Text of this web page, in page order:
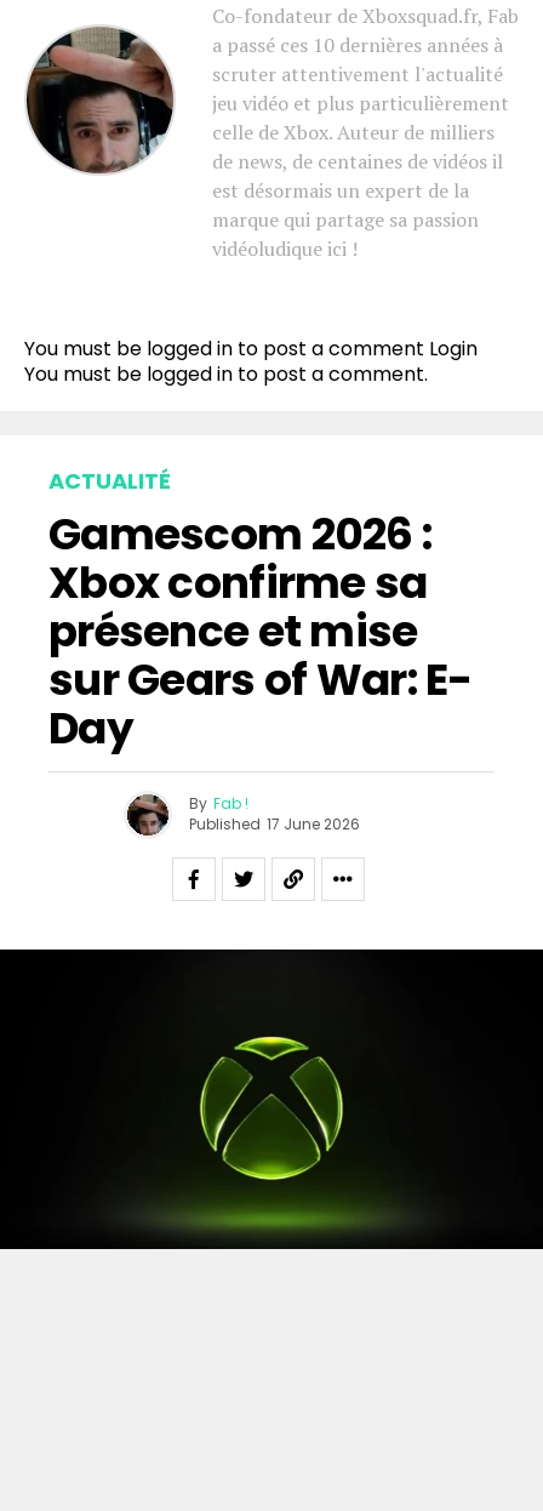
Co-fondateur de Xboxsquad.fr, Fab
a passé ces 10 dernières années à
scruter attentivement l'actualité
jeu vidéo et plus particulièrement
celle de Xbox. Auteur de milliers
de news, de centaines de vidéos il
est désormais un expert de la
marque qui partage sa passion
vidéoludique ici !
You must be logged in to post a comment Login
You must be logged in to post a comment.
ACTUALITÉ
Gamescom 2026 :
Xbox confirme sa
présence et mise
sur Gears of War: E-
Day
By Fab !
Published 17 June 2026